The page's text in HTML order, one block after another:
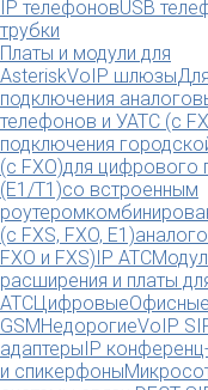
IP телефоновUSB
трубки
Платы и модули для
AsteriskVoIP шлюзыДля
подключения
телефонов и УАТС (с
подключения
(с FXO)для цифрового
(E1/T1)со встроенным
роутером
(c FXS, FXO, E1)
FXO и FXS)IP АТС
расширения и платы
АТСЦифровыеОфисные
GSMНедорогиеVoIP
адаптерыIP
и спикерфоны